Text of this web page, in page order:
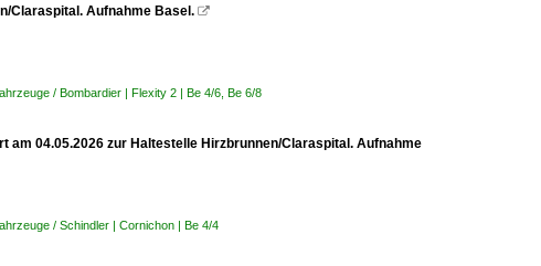
Claraspital. Aufnahme Basel. 
/ Bombardier | Flexity 2 | Be 4/6, Be 6/8
am 04.05.2026 zur Haltestelle Hirzbrunnen/Claraspital. Aufnahme
/ Schindler | Cornichon | Be 4/4